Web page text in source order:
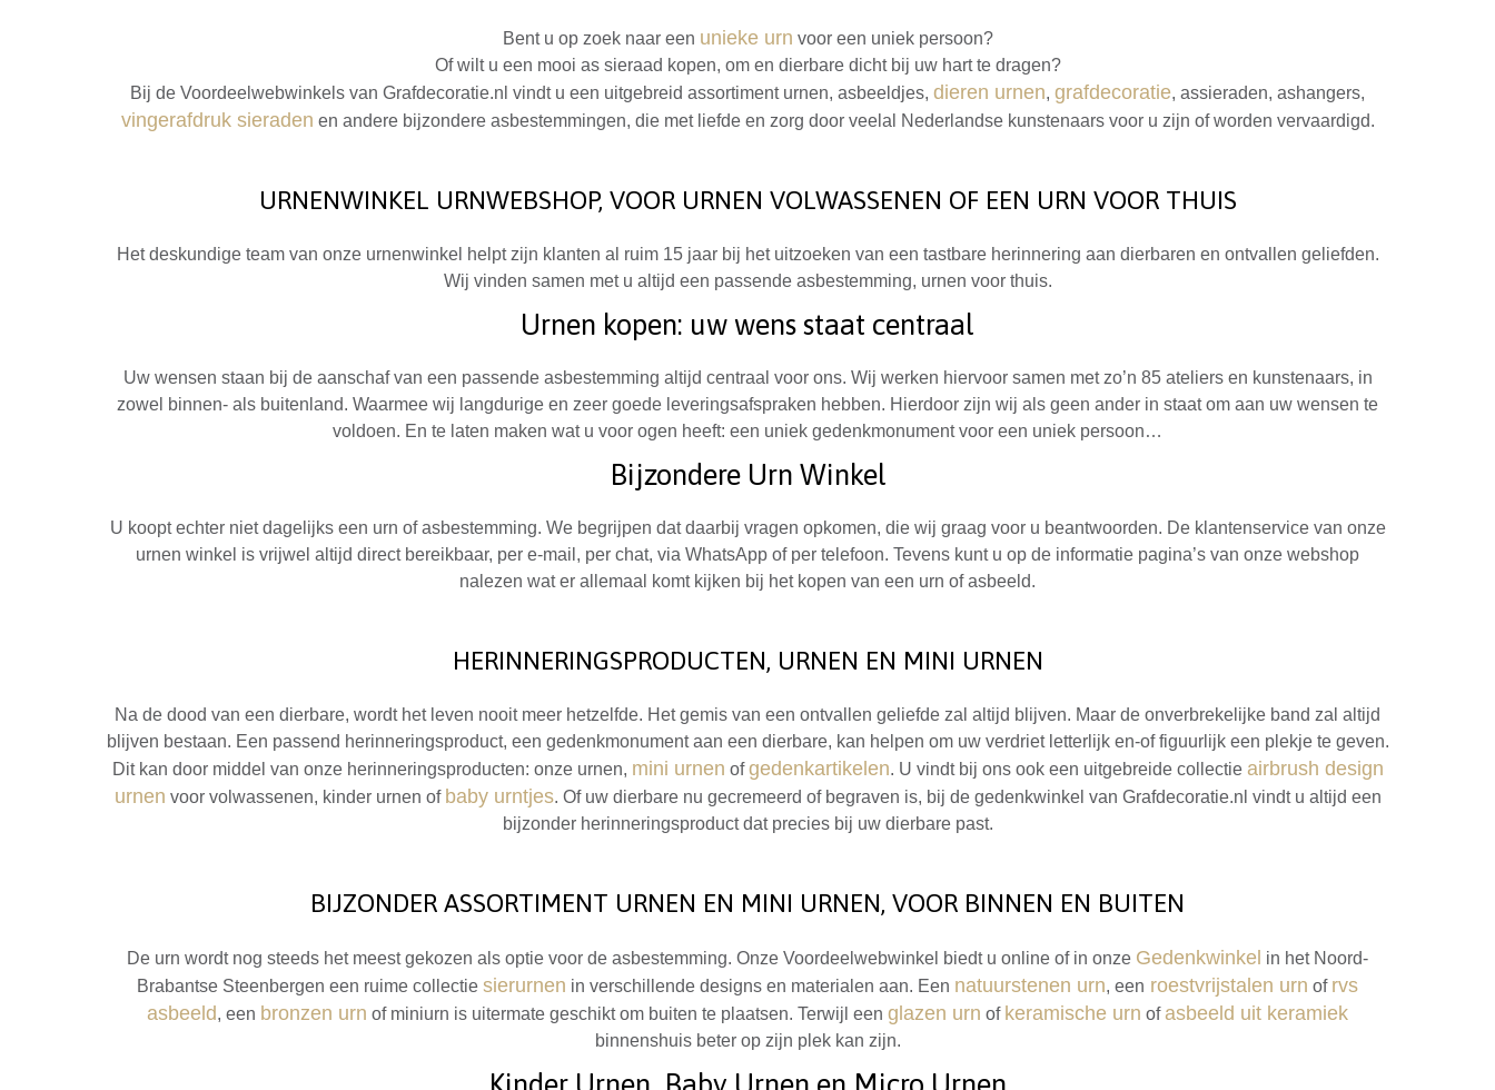
Bent u op zoek naar een unieke urn voor een uniek persoon?
Of wilt u een mooi as sieraad kopen, om en dierbare dicht bij uw hart te dragen?
Bij de Voordeelwebwinkels van Grafdecoratie.nl vindt u een uitgebreid assortiment urnen, asbeeldjes, dieren urnen, grafdecoratie, assieraden, ashangers,
vingerafdruk sieraden en andere bijzondere asbestemmingen, die met liefde en zorg door veelal Nederlandse kunstenaars voor u zijn of worden vervaardigd.
URNENWINKEL URNWEBSHOP, VOOR URNEN VOLWASSENEN OF EEN URN VOOR THUIS
Het deskundige team van onze urnenwinkel helpt zijn klanten al ruim 15 jaar bij het uitzoeken van een tastbare herinnering aan dierbaren en ontvallen geliefden.
Wij vinden samen met u altijd een passende asbestemming, urnen voor thuis.
Urnen kopen: uw wens staat centraal
Uw wensen staan bij de aanschaf van een passende asbestemming altijd centraal voor ons. Wij werken hiervoor samen met zo’n 85 ateliers en kunstenaars, in
zowel binnen- als buitenland. Waarmee wij langdurige en zeer goede leveringsafspraken hebben. Hierdoor zijn wij als geen ander in staat om aan uw wensen te
voldoen. En te laten maken wat u voor ogen heeft: een uniek gedenkmonument voor een uniek persoon…
Bijzondere Urn Winkel
U koopt echter niet dagelijks een urn of asbestemming. We begrijpen dat daarbij vragen opkomen, die wij graag voor u beantwoorden. De klantenservice van onze
urnen winkel is vrijwel altijd direct bereikbaar, per e-mail, per chat, via WhatsApp of per telefoon. Tevens kunt u op de informatie pagina’s van onze webshop
nalezen wat er allemaal komt kijken bij het kopen van een urn of asbeeld.
HERINNERINGSPRODUCTEN, URNEN EN MINI URNEN
Na de dood van een dierbare, wordt het leven nooit meer hetzelfde. Het gemis van een ontvallen geliefde zal altijd blijven. Maar de onverbrekelijke band zal altijd
blijven bestaan. Een passend herinneringsproduct, een gedenkmonument aan een dierbare, kan helpen om uw verdriet letterlijk en-of figuurlijk een plekje te geven.
Dit kan door middel van onze herinneringsproducten: onze urnen, mini urnen ofgedenkartikelen. U vindt bij ons ook een uitgebreide collectie airbrush design
urnen voor volwassenen, kinder urnen of baby urntjes. Of uw dierbare nu gecremeerd of begraven is, bij de gedenkwinkel van Grafdecoratie.nl vindt u altijd een
bijzonder herinneringsproduct dat precies bij uw dierbare past.
BIJZONDER ASSORTIMENT URNEN EN MINI URNEN, VOOR BINNEN EN BUITEN
De urn wordt nog steeds het meest gekozen als optie voor de asbestemming. Onze Voordeelwebwinkel biedt u online of in onze Gedenkwinkel in het Noord-
Brabantse Steenbergen een ruime collectie sierurnen in verschillende designs en materialen aan. Een natuurstenen urn, een roestvrijstalen urn of rvs
asbeeld, een bronzen urn of miniurn is uitermate geschikt om buiten te plaatsen. Terwijl een glazen urn of keramische urn ofasbeeld uit keramiek
binnenshuis beter op zijn plek kan zijn.